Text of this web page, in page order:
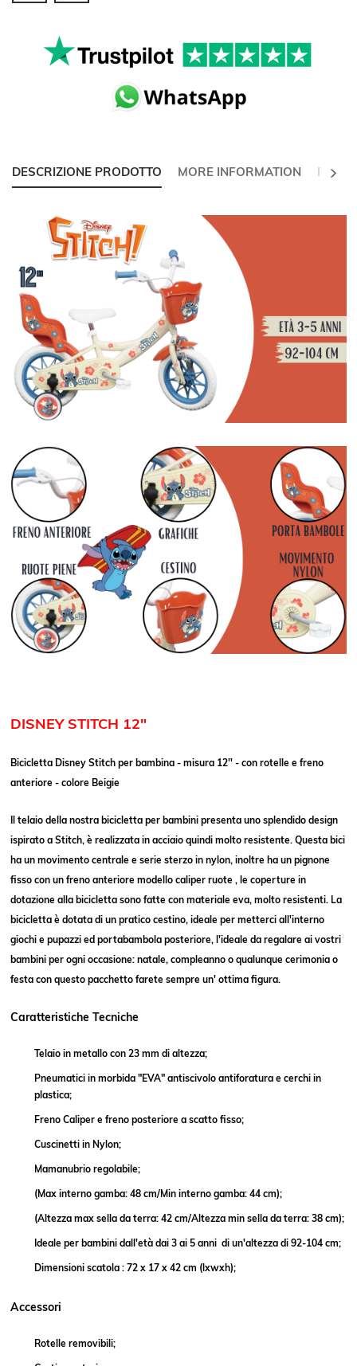
DESCRIZIONE PRODOTTO MORE INFORMATION
DISNEY STITCH 12"
Bicicletta Disney Stitch per bambina - misura 12'' - con rotelle e freno
anteriore - colore Beigie
Il telaio della nostra bicicletta per bambini presenta uno splendido design
ispirato a Stitch, è realizzata in acciaio quindi molto resistente. Questa bici
ha un movimento centrale e serie sterzo in nylon, inoltre ha un pignone
fisso con un freno anteriore modello caliper ruote , le coperture in
dotazione alla bicicletta sono fatte con materiale eva, molto resistenti. La
bicicletta è dotata di un pratico cestino, ideale per metterci all'interno
giochi e pupazzi ed portabambola posteriore, l'ideale da regalare ai vostri
bambini per ogni occasione: natale, compleanno o qualunque cerimonia o
festa con questo pacchetto farete sempre un' ottima figura.
Caratteristiche Tecniche
Telaio in metallo con 23 mm di altezza;
Pneumatici in morbida "EVA" antiscivolo antiforatura e cerchi in
plastica;
Freno Caliper e freno posteriore a scatto fisso;
Cuscinetti in Nylon;
Mamanubrio regolabile;
(Max interno gamba: 48 cm/Min interno gamba: 44 cm);
(Altezza max sella da terra: 42 cm/Altezza min sella da terra: 38 cm);
Ideale per bambini dall'età dai 3 ai 5 anni di un'altezza di 92-104 cm;
Dimensioni scatola : 72 x 17 x 42 cm (lxwxh);
Accessori
Rotelle removibili;